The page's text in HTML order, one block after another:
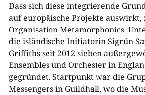
Dass sich diese integrierende
auf europäische Projekte auswirkt,
Organisation Metamorphonics.
die isländische Initiatorin Sigrún
Griffiths seit 2012 sieben
Ensembles und Orchester in
gegründet. Startpunkt war die
Messengers in Guildhall, wo die